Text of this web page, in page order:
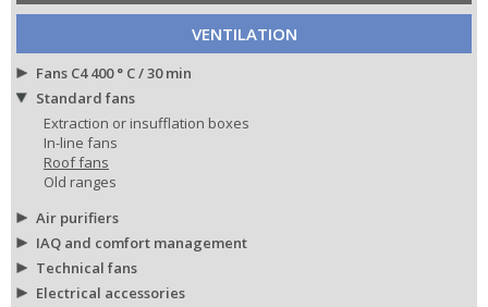
VENTILATION
Fans C4 400 ° C / 30 min
Standard fans
Extraction or insufflation boxes
In-line fans
Roof fans
Old ranges
Air purifiers
IAQ and comfort management
Technical fans
Electrical accessories